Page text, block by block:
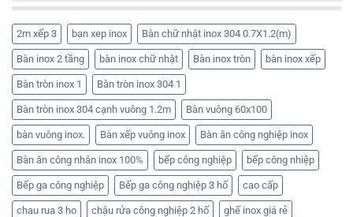
2m xếp 3 ban xep inox Bàn chữ nhật inox 304 0.7X1.2(m)
Bàn inox 2 tầng bàn inox chữ nhật Bàn inox tròn bàn inox xếp
Bàn tròn inox 1 Bàn tròn inox 304 1
Bàn tròn inox 304 cạnh vuông 1.2m Bàn vuông 60x100
bàn vuông inox. Bàn xếp vuông inox Bàn ăn công nghiệp inox
Bàn ăn công nhân inox 100% bếp công nghiệp bếp công nhiệp
Bếp ga công nghiệp Bếp ga công nghiệp 3 hố cao cấp
chau rua 3 ho chậu rửa công nghiệp 2 hố ghế inox giá rẻ